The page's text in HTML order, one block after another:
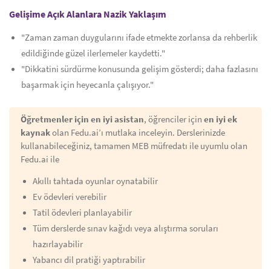
Gelişime Açık Alanlara Nazik Yaklaşım
"Zaman zaman duygularını ifade etmekte zorlansa da rehberlik
edildiğinde güzel ilerlemeler kaydetti."
"Dikkatini sürdürme konusunda gelişim gösterdi; daha fazlasını
başarmak için heyecanla çalışıyor."
Öğretmenler için en iyi asistan, öğrenciler için en iyi ek
kaynakolan Fedu.ai’ı mutlaka inceleyin. Derslerinizde
kullanabileceğiniz, tamamen MEB müfredatı ile uyumlu olan
Fedu.ai ile
Akıllı tahtada oyunlar oynatabilir
Ev ödevleri verebilir
Tatil ödevleri planlayabilir
Tüm derslerde sınav kağıdı veya alıştırma soruları
hazırlayabilir
Yabancı dil pratiği yaptırabilir